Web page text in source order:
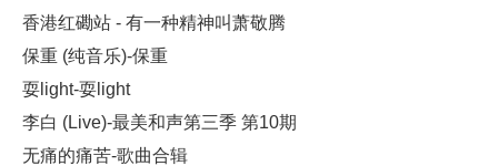
香港红磡站 - 有一种精神叫萧敬腾
保重 (纯音乐)-保重
耍light-耍light
李白 (Live)-最美和声第三季 第10期
无痛的痛苦-歌曲合辑